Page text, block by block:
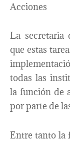
Acciones
La secretaria
que estas
todas las
la función de
por parte de
Entre tanto la